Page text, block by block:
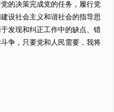
的决策完成党的任务，履行党
设社会主义和谐社会的指导思
发现和纠正工作中的缺点、错
争，只要党和人民需要，我将